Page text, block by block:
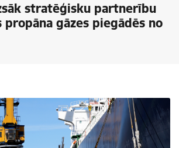
stratēģisku partnerību
gāzes piegādēs no